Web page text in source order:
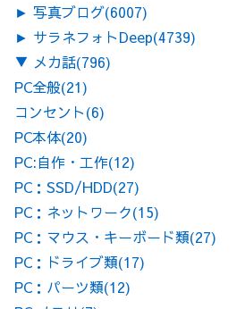
► 写真ブログ(6007)
► サラネフォトDeep(4739)
▼ メカ話(796)
PC全般(21)
コンセント(6)
PC本体(20)
PC:自作・工作(12)
PC：SSD/HDD(27)
PC：ネットワーク(15)
PC：マウス・キーボード類(27)
PC：ドライブ類(17)
PC：パーツ類(12)